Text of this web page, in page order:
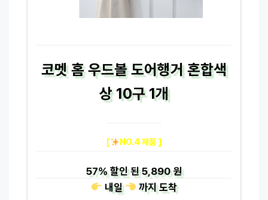
코멧 홈 우드볼 도어행거 혼합색
상 10구 1개
[ NO.4 제품 ]
57%할인 된5,890 원
내일
까지도착